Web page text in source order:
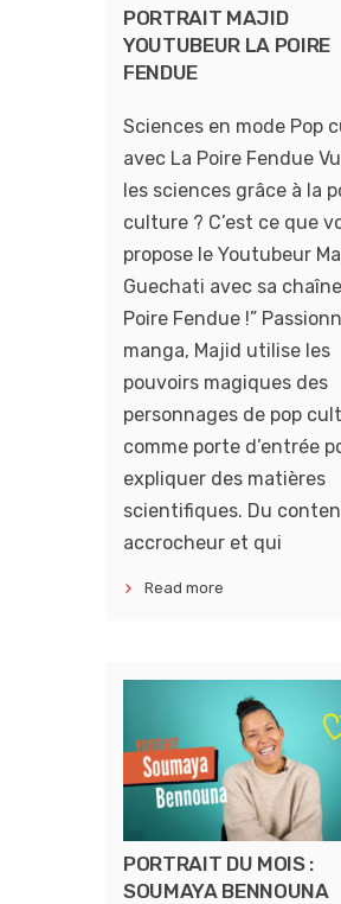
PORTRAIT MAJID
YOUTUBEUR LA POIRE
FENDUE
Sciences en mode Pop
avec La Poire Fendue
les sciences grâce à la
culture ? C’est ce que
propose le Youtubeur
Guechati avec sa
Poire Fendue !”
manga, Majid utilise les
pouvoirs magiques des
personnages de pop
comme porte d’entrée
expliquer des matières
scientifiques. Du
accrocheur et qui
Read more
PORTRAIT DU MOIS :
SOUMAYA BENNOUNA